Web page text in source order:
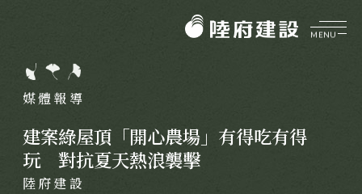
MENU
陸府健社
品牌價值
CORE VALUES
媒體報導
建案綠屋頂「開心農場」有得吃有得
玩 對抗夏天熱浪襲擊
陸府建設